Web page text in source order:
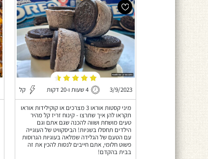
3/9/2023 4 שעות ו-20 דקות קל
מיני קסטות אוראו 3 מצרכים או קוקילידות אוראו
תקראו להן איך שתרצו - קינוח זריז קל מהיר
טעים מושחת ושווה להכנה שגם אתם וגם
הילדים תחסלו בשניות! הביסקוויט של העוגייה
עם הטעם של הגלידה שמלאה בעוגיות הגרוסות
פשוט חלומי, אתם חייבים לנסות להכין את זה
בבית בהקדם!